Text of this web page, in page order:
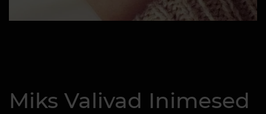
Miks Valivad Inimesed